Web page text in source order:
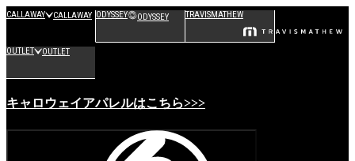
CALLAWAY CALLAWAY ODYSSEY ODYSSEY TRAVISMATHEW
OUTLET OUTLET
キャロウェイアパレルはこちら>>>